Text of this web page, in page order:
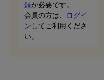
録が必要です。
会員の方は、
ログイ
ン してご利用くださ
い。